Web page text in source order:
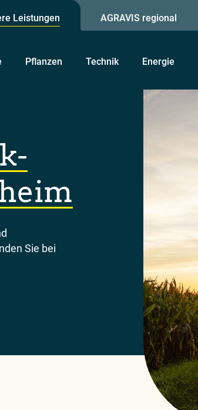
Leistungen AGRAVIS regional
Pflanzen Technik Energie
Sie bei